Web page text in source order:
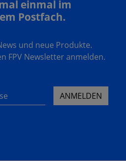
einmal im
Postfach.
und neue Produkte.
FPV Newsletter anmelden.
ANMELDEN